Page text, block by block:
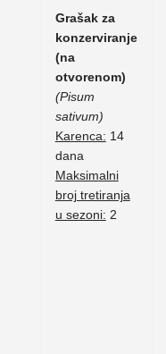
Grašak za
konzerviranje
(na
otvorenom)
(Pisum
sativum)
Karenca: 14
dana
Maksimalni
broj tretiranja
u sezoni: 2